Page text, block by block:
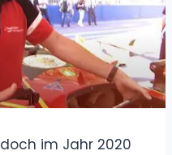
im Jahr 2020